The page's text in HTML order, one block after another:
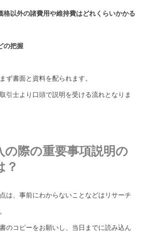
格以外の諸費用や維持費はどれくらいかかる
の把握
ず書面と資料を配られます。
引士より口頭で説明を受ける流れとなりま
の際の重要事項説明の
？
は、事前にわからないことなどはリサーチ
のコピーをお願いし、当日までに読み込ん